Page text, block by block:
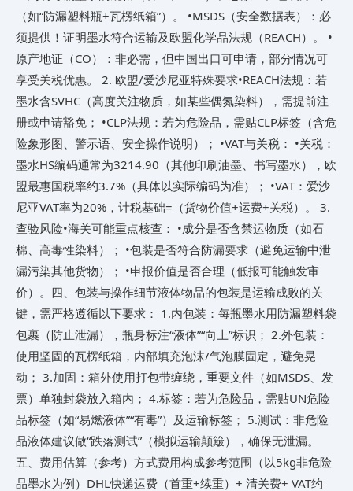
（如“防漏塑料瓶+瓦楞纸箱”）。 •​MSDS（安全数据表）​​：必
须提供！证明墨水符合运输及欧盟化学品法规（REACH）。 •​
原产地证（CO）​​：非必需，但中国出口可申请，部分情况可
享受关税优惠。 2. ​欧盟/爱沙尼亚特殊要求​ •​REACH法规​：若
墨水含SVHC（高度关注物质，如某些偶氮染料），需提前注
册或申请豁免； •​CLP法规​：若为危险品，需贴CLP标签（含危
险象形图、警示语、安全操作说明）； •​VAT与关税​： •关税：
墨水HS编码通常为3214.90​（其他印刷油墨、书写墨水），欧
盟最惠国税率约3.7%​​（具体以实际编码为准）； •VAT：爱沙
尼亚VAT率为20%​，计税基础=（货物价值+运费+关税）。 3. ​
查验风险​ •海关可能重点核查： •成分是否含禁运物质（如石
棉、高毒性染料）； •包装是否符合防漏要求（避免运输中泄
漏污染其他货物）； •申报价值是否合理（低报可能触发审
价）。 ​四、包装与操作细节​ 液体物品的包装是运输成败的关
键，需严格遵循以下要求： 1.​内包装​：每瓶墨水用防漏塑料袋
包裹（防止泄漏），瓶身标注“液体”“向上”标识； 2.​外包装​：
使用坚固的瓦楞纸箱，内部填充泡沫/气泡膜固定，避免晃
动； 3.​加固​：箱外使用打包带缠绕，重要文件（如MSDS、发
票）单独封袋放入箱内； 4.​标签​：若为危险品，需贴UN危险
品标签（如“易燃液体”“有毒”）及运输标签； 5.​测试​：非危险
品液体建议做“跌落测试”（模拟运输颠簸），确保无泄漏。 ​
五、费用估算（参考）​​ 方式费用构成参考范围（以5kg非危险
品墨水为例）​DHL快递​运费（首重+续重）+ 清关费+ VAT约